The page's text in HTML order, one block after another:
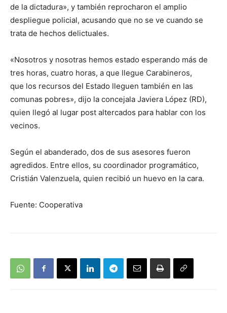
de la dictadura», y también reprocharon el amplio
despliegue policial, acusando que no se ve cuando se
trata de hechos delictuales.
«Nosotros y nosotras hemos estado esperando más de
tres horas, cuatro horas, a que llegue Carabineros,
que los recursos del Estado lleguen también en las
comunas pobres», dijo la concejala Javiera López (RD),
quien llegó al lugar post altercados para hablar con los
vecinos.
Según el abanderado, dos de sus asesores fueron
agredidos. Entre ellos, su coordinador programático,
Cristián Valenzuela, quien recibió un huevo en la cara.
Fuente: Cooperativa